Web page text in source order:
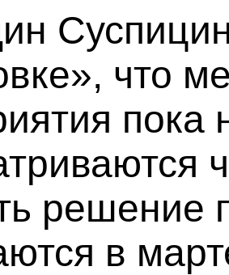
что
решение
в